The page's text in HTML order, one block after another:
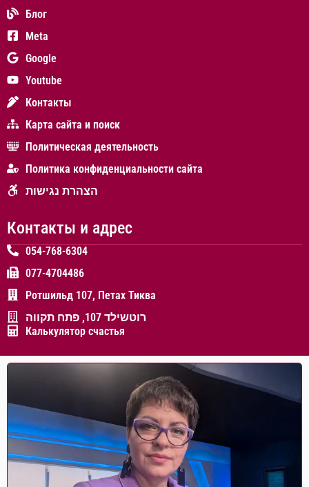
Блог
Meta
Google
Youtube
Контакты
Карта сайта и поиск
Политическая деятельность
Политика конфиденциальности сайта
הצהרת נגישות
Контакты и адрес
054-768-6304
077-4704486
Ротшильд 107, Петах Тиква
רוטשילד 107, פתח תקווה
Калькулятор счастья